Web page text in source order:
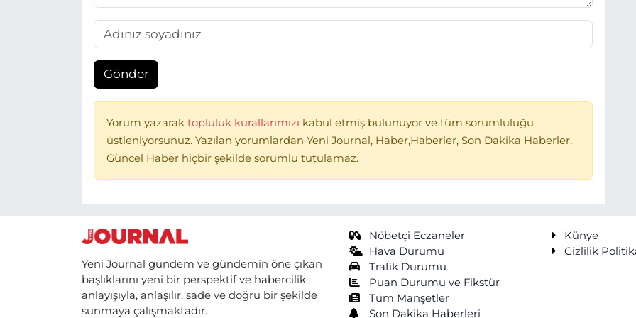
Gönder
Yorum yazarak topluluk kurallarımızı kabul etmiş bulunuyor ve tüm sorumluluğu
üstleniyorsunuz. Yazılan yorumlardan Yeni Journal, Haber,Haberler, Son Dakika Haberler,
Güncel Haber hiçbir şekilde sorumlu tutulamaz.
Yeni Journal gündem ve gündemin öne çıkan
başlıklarını yeni bir perspektif ve habercilik
anlayışıyla, anlaşılır, sade ve doğru bir şekilde
sunmaya çalışmaktadır.
Nöbetçi Eczaneler
Hava Durumu
Trafik Durumu
Puan Durumu ve Fikstür
Tüm Manşetler
Son Dakika Haberleri
Künye
Gizlilik